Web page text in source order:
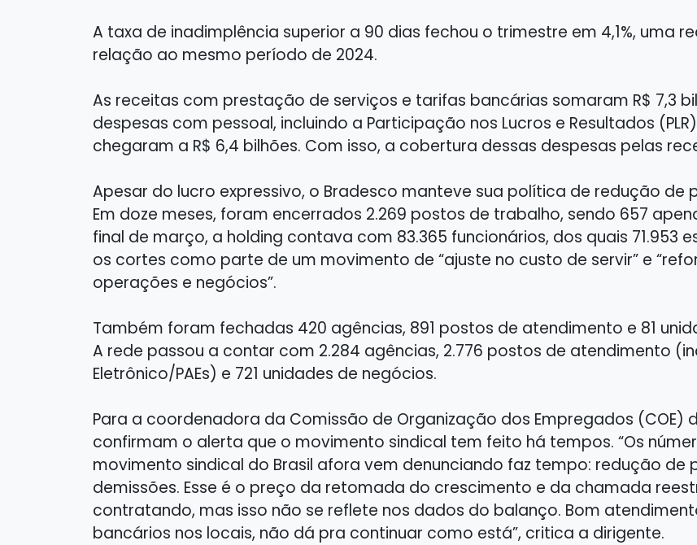
A taxa de inadimplência superior a 90 dias fechou o trimestre em 4,1%, uma
relação ao mesmo período de 2024.
As receitas com prestação de serviços e tarifas bancárias somaram R$ 7,3
despesas com pessoal, incluindo a Participação nos Lucros e Resultados
chegaram a R$ 6,4 bilhões. Com isso, a cobertura dessas despesas pelas
Apesar do lucro expressivo, o Bradesco manteve sua política de redução
Em doze meses, foram encerrados 2.269 postos de trabalho, sendo 657
final de março, a holding contava com 83.365 funcionários, dos quais 71.953
os cortes como parte de um movimento de “ajuste no custo de servir” e
operações e negócios”.
Também foram fechadas 420 agências, 891 postos de atendimento e 81
A rede passou a contar com 2.284 agências, 2.776 postos de atendimento
Eletrônico/PAEs) e 721 unidades de negócios.
Para a coordenadora da Comissão de Organização dos Empregados (COE)
confirmam o alerta que o movimento sindical tem feito há tempos. “Os
movimento sindical do Brasil afora vem denunciando faz tempo: redução
demissões. Esse é o preço da retomada do crescimento e da chamada
contratando, mas isso não se reflete nos dados do balanço. Bom
bancários nos locais, não dá pra continuar como está”, critica a dirigente.